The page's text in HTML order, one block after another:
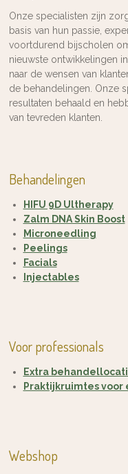
Onze specialisten zijn
basis van hun passie,
voortdurend bijscholen
nieuwste ontwikkelingen
naar de wensen van
de behandelingen. Onze
resultaten behaald en
van tevreden klanten.
Behandelingen
HIFU 9D Ultherapy
Zalm DNA Skin Boost
Microneedling
Peelings
Facials
Injectables
Voor professionals
Extra
Praktijkruimtes
Webshop